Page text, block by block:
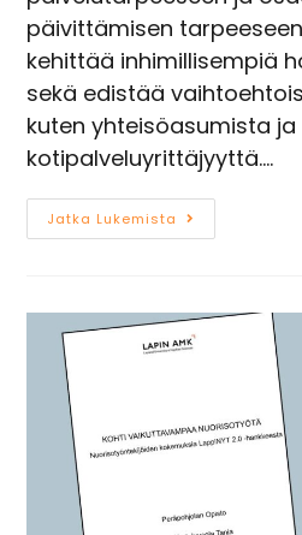
päivittämisen
kehittää inhimillisempiä
sekä edistää
kuten yhteisöasumista ja
kotipalveluyrittäjyyttä.…
Jatka Lukemista